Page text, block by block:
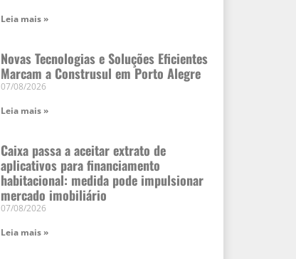
Leia mais »
Novas Tecnologias e Soluções Eficientes
Marcam a Construsul em Porto Alegre
07/08/2026
Leia mais »
Caixa passa a aceitar extrato de
aplicativos para financiamento
habitacional: medida pode impulsionar
mercado imobiliário
07/08/2026
Leia mais »